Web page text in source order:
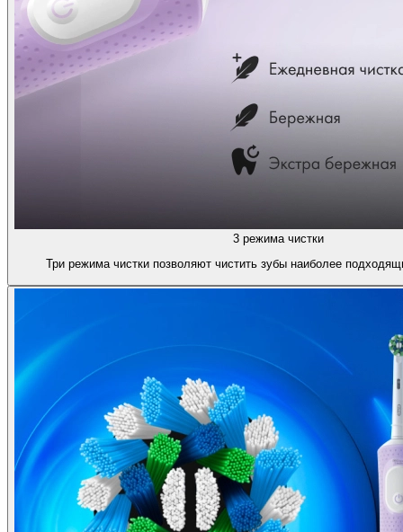
3 режима чистки
Три режима чистки позволяют чистить зубы наиболее